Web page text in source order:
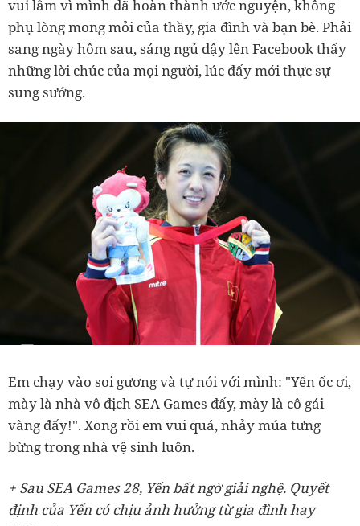
vui lắm vì mình đã hoàn thành ước nguyện, không
phụ lòng mong mỏi của thầy, gia đình và bạn bè. Phải
sang ngày hôm sau, sáng ngủ dậy lên Facebook thấy
những lời chúc của mọi người, lúc đấy mới thực sự
sung sướng.
Em chạy vào soi gương và tự nói với mình: "Yến ốc ơi,
mày là nhà vô địch SEA Games đấy, mày là cô gái
vàng đấy!". Xong rồi em vui quá, nhảy múa tưng
bừng trong nhà vệ sinh luôn.
+ Sau SEA Games 28, Yến bất ngờ giải nghệ. Quyết
định của Yến có chịu ảnh hưởng từ gia đình hay